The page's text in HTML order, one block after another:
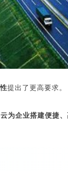
提出了更高要求。
为企业搭建便捷